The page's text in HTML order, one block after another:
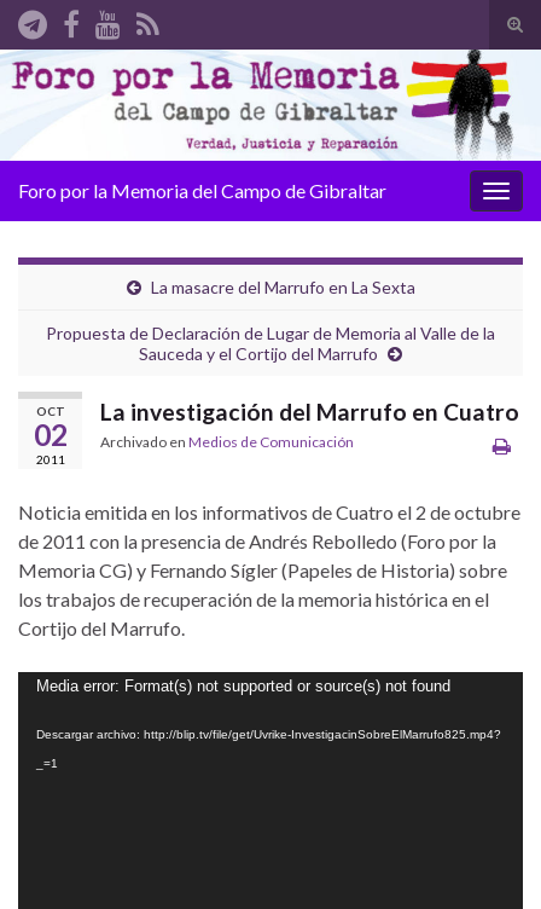
el
de
Search for:
la
Foro por la Memoria del Campo de Gibraltar
La masacre del Marrufo en La Sexta
Propuesta de Declaración de Lugar de Memoria al Valle de la
Sauceda y el Cortijo del Marrufo
OCT
02
2011
La investigación del Marrufo en Cuatro
Archivado en Medios de Comunicación
Noticia emitida en los informativos de Cuatro el 2 de octubre
de 2011 con la presencia de Andrés Rebolledo (Foro por la
Memoria CG) y Fernando Sígler (Papeles de Historia) sobre
los trabajos de recuperación de la memoria histórica en el
Cortijo del Marrufo.
Reproductor
vídeo
Media error: Format(s) not supported or source(s) not found
Descargar archivo: http://blip.tv/file/get/Uvrike-InvestigacinSobreElMarrufo825.mp4?
_=1